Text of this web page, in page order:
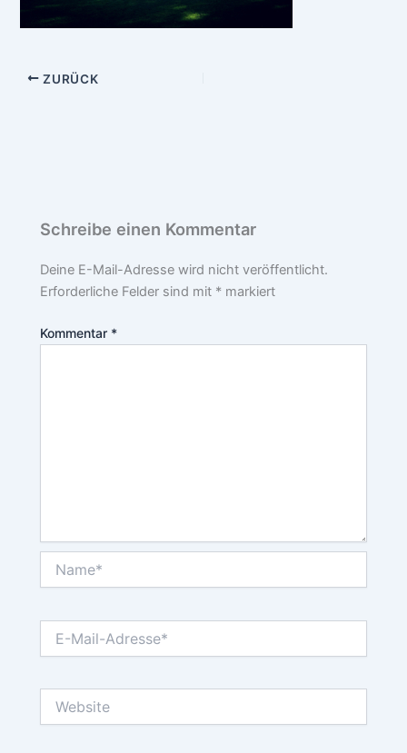
ZURÜCK
Schreibe einen Kommentar
Deine E-Mail-Adresse wird nicht veröffentlicht.
Erforderliche Felder sind mit * markiert
Kommentar *
Mail-